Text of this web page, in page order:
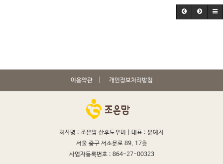
이용약관 개인정보처리방침
회사명 : 조은맘 산후도우미 | 대표 : 윤예지
서울 중구 서소문로 89, 17층
사업자등록번호 : 864-27-00323